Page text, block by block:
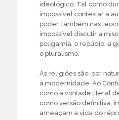
ideológico. Tal como
impossível contestar a
poder, também nas
impossível discutir a
poligamia, o repúdio, a
o pluralismo.
As religiões são, por
à modernidade. Ao
como a vontade literal
como versão definitiva,
ameaçam a vida do